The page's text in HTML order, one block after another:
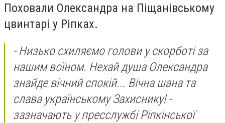
Поховали Олександра на Піщанівському
цвинтарі у Ріпках.
- Низько схиляємо голови у скорботі за
нашим воїном. Нехай душа Олександра
знайде вічний спокій... Вічна шана та
слава українському Захиснику!-
зазначають у пресслужбі Ріпкінської